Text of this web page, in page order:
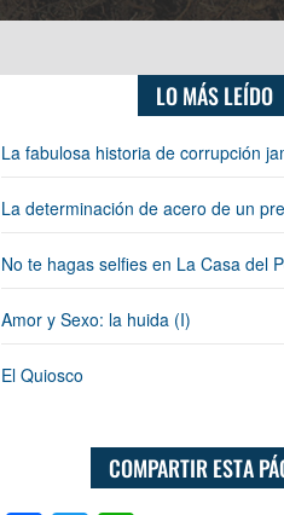
LO MÁS LEÍDO
La fabulosa historia de corrupción
La determinación de acero de un
No te hagas selfies en La Casa del
Amor y Sexo: la huida (I)
El Quiosco
COMPARTIR ESTA